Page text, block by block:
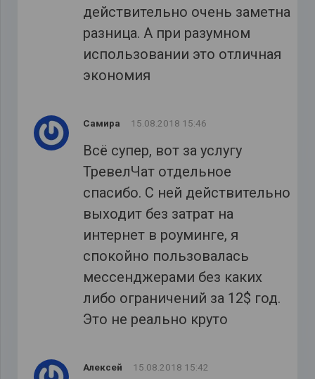
действительно очень заметна
разница. А при разумном
использовании это отличная
экономия
Самира 15.08.2018 15:46
Всё супер, вот за услугу
ТревелЧат отдельное
спасибо. С ней действительно
выходит без затрат на
интернет в роуминге, я
спокойно пользовалась
мессенджерами без каких
либо ограничений за 12$ год.
Это не реально круто
Алексей 15.08.2018 15:42